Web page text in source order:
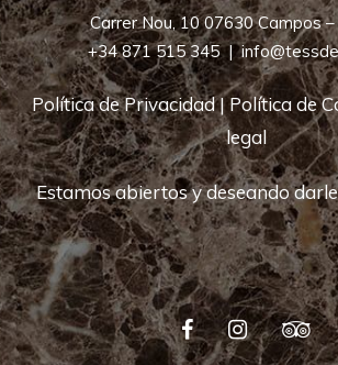
Carrer Nou, 10 07630 Campos
+34 871 515 345|
Política de Privacidad| Política de
legal
Estamos abiertos y deseando